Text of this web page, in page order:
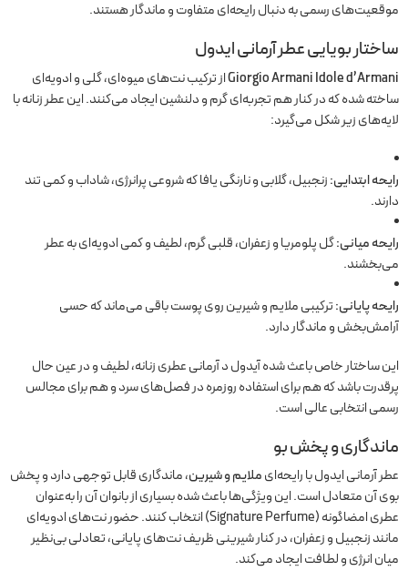
موقعیت‌های رسمی به دنبال رایحه‌ای متفاوت و ماندگار هستند.
ساختار بویایی عطر آرمانی ایدول
Giorgio Armani Idole d’Armaniاز ترکیب نت‌های میوه‌ای، گلی و ادویه‌ای
ساخته شده که در کنار هم تجربه‌ای گرم و دلنشین ایجاد می‌کنند. این عطر زنانه با
لایه‌های زیر شکل می‌گیرد:
رایحه ابتدایی:زنجبیل، گلابی و نارنگی یافا که شروعی پرانرژی، شاداب و کمی تند
دارند.
رایحه میانی:گل پلومریا و زعفران، قلبی گرم، لطیف و کمی ادویه‌ای به عطر
می‌بخشند.
رایحه پایانی:ترکیبی ملایم و شیرین روی پوست باقی می‌ماند که حسی
آرامش‌بخش و ماندگار دارد.
این ساختار خاص باعث شده آیدول د آرمانی عطری زنانه، لطیف و در عین حال
پرقدرت باشد که هم برای استفاده روزمره در فصل‌های سرد و هم برای مجالس
رسمی انتخابی عالی است.
ماندگاری و پخش بو
عطر آرمانی ایدول با رایحه‌ایملایم و شیرین، ماندگاری قابل توجهی دارد و پخش
بوی آن متعادل است. این ویژگی‌ها باعث شده بسیاری از بانوان آن را به‌عنوان
عطری امضاگونه (Signature Perfume) انتخاب کنند. حضور نت‌های ادویه‌ای
مانند زنجبیل و زعفران، در کنار شیرینی ظریف نت‌های پایانی، تعادلی بی‌نظیر
میان انرژی و لطافت ایجاد می‌کند.